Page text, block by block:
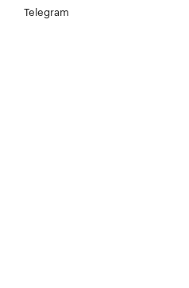
Telegram